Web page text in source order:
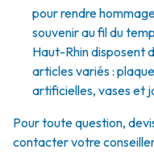
pour rendre
souvenir au fil du
Haut-Rhin disposent
articles variés :
artificielles, vases et
Pour toute question,
contacter votre